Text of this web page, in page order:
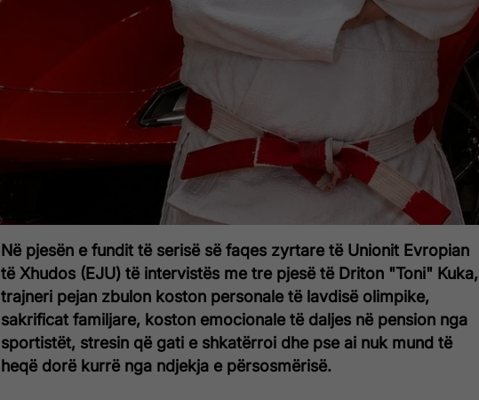
Në pjesën e fundit të serisë së faqes zyrtare të Unionit Evropian
të Xhudos (EJU) të intervistës me tre pjesë të Driton "Toni" Kuka,
trajneri pejan zbulon koston personale të lavdisë olimpike,
sakrificat familjare, koston emocionale të daljes në pension nga
sportistët, stresin që gati e shkatërroi dhe pse ai nuk mund të
heqë dorë kurrë nga ndjekja e përsosmërisë.